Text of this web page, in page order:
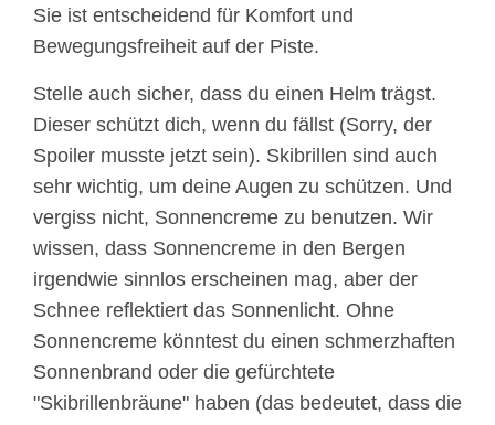
Sie ist entscheidend für Komfort und
Bewegungsfreiheit auf der Piste.
Stelle auch sicher, dass du einen Helm trägst.
Dieser schützt dich, wenn du fällst (Sorry, der
Spoiler musste jetzt sein). Skibrillen sind auch
sehr wichtig, um deine Augen zu schützen. Und
vergiss nicht, Sonnencreme zu benutzen. Wir
wissen, dass Sonnencreme in den Bergen
irgendwie sinnlos erscheinen mag, aber der
Schnee reflektiert das Sonnenlicht. Ohne
Sonnencreme könntest du einen schmerzhaften
Sonnenbrand oder die gefürchtete
"Skibrillenbräune" haben (das bedeutet, dass die